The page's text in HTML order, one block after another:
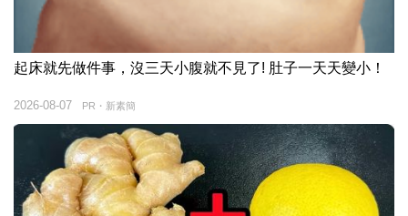
起床就先做件事，沒三天小腹就不見了! 肚子一天天變小！
PR・新素簡
2026-08-07